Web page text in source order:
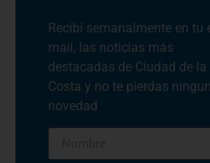
Recibí semanalmente en tu
mail, las noticias más
destacadas de Ciudad de la
Costa y no te pierdas
novedad